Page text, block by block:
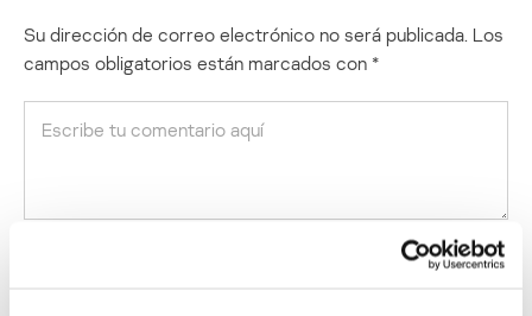
Su dirección de correo electrónico no será publicada. Los
campos obligatorios están marcados con *
*